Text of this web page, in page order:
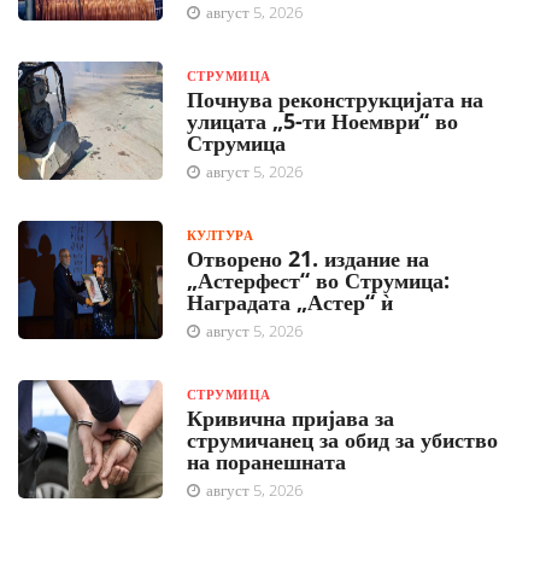
август 5, 2026
СТРУМИЦА
Почнува реконструкцијата на
улицата „5-ти Ноември“ во
Струмица
август 5, 2026
КУЛТУРА
Отворено 21. издание на
„Астерфест“ во Струмица:
Наградата „Астер“ ѝ
август 5, 2026
СТРУМИЦА
Кривична пријава за
струмичанец за обид за убиство
на поранешната
август 5, 2026